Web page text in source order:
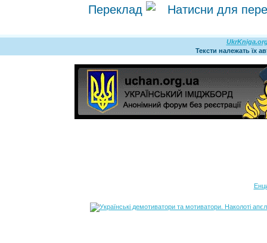
Переклад
Тексти належать їх